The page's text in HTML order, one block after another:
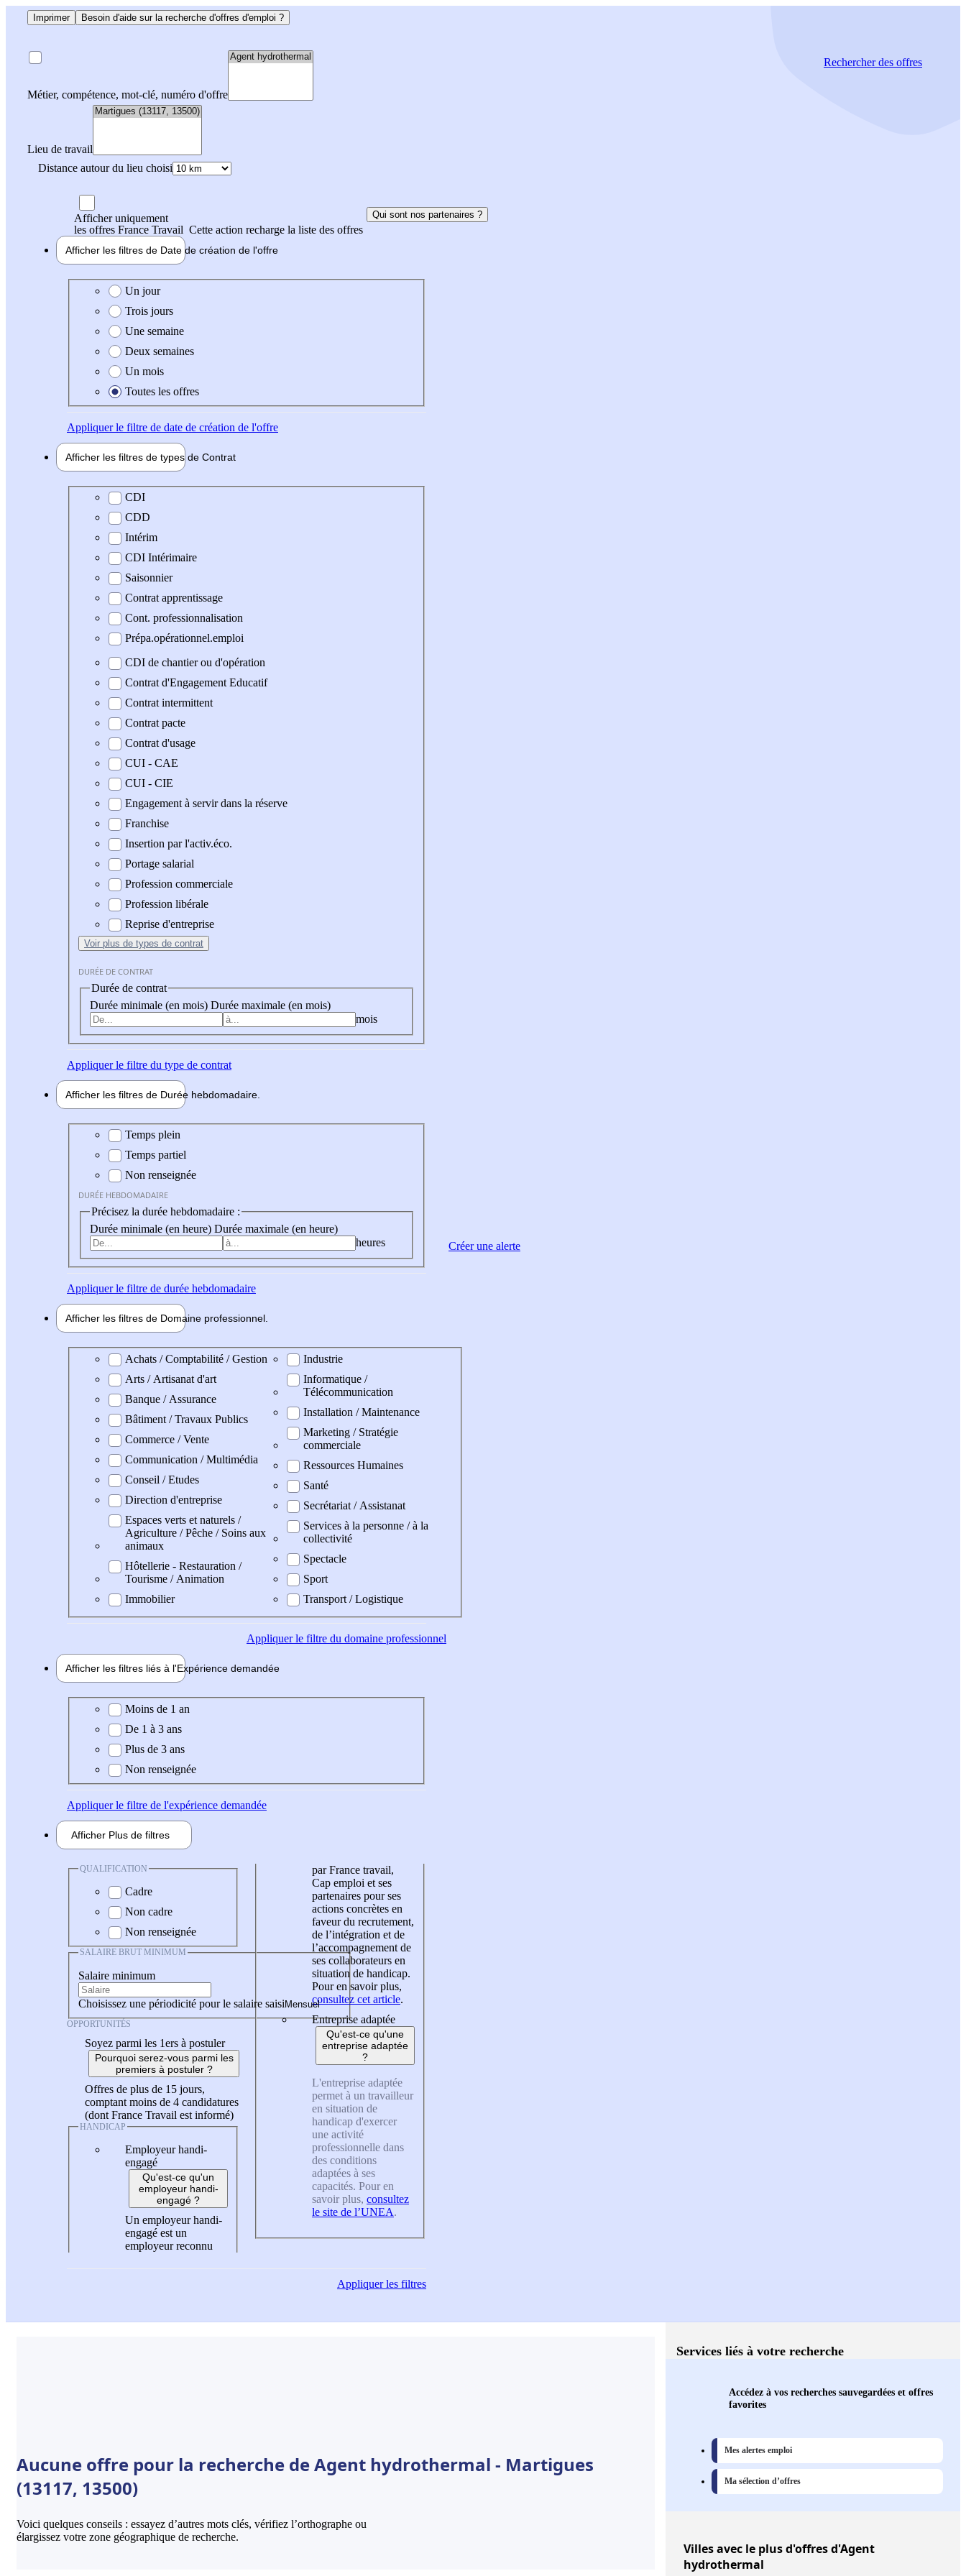
Imprimer Besoin d'aide sur la recherche d'offres d'emploi ?
Métier, compétence, mot-clé, numéro d'offre
Lieu de travail
Distance autour du lieu choisi
Rechercherdes offres
Afficher uniquement
les offres France Travail Cette action recharge la liste des offres
Qui sont nos partenaires ?
Afficher les filtres de Date de création de l'offre
Date de création de l'offre
Un jour
Trois jours
Une semaine
Deux semaines
Un mois
Toutes les offres
Appliquerle filtre de date de création de l'offre
Afficher les filtres de types de Contrat
Type de contrat
CDI
CDD
Intérim
CDI Intérimaire
Saisonnier
Contrat apprentissage
Cont. professionnalisation
Prépa.opérationnel.emploi
CDI de chantier ou d'opération
Contrat d'Engagement Educatif
Contrat intermittent
Contrat pacte
Contrat d'usage
CUI - CAE
CUI - CIE
Engagement à servir dans la réserve
Franchise
Insertion par l'activ.éco.
Portage salarial
Profession commerciale
Profession libérale
Reprise d'entreprise
Voir plus de types de contrat
DURÉE DE CONTRAT
Durée de contrat
Durée minimale (en mois) Durée maximale (en mois)
mois
Appliquerle filtre du type de contrat
Afficher les filtres de Durée hebdomadaire
Durée hebdomadaire
Temps plein
Temps partiel
Non renseignée
DURÉE HEBDOMADAIRE
Précisez la durée hebdomadaire :
Durée minimale (en heure) Durée maximale (en heure)
heures
Appliquerle filtre de durée hebdomadaire
Afficher les filtres de Domaine professionnel
Domaine professionel
Achats / Comptabilité / Gestion
Arts / Artisanat d'art
Banque / Assurance
Bâtiment / Travaux Publics
Commerce / Vente
Communication / Multimédia
Conseil / Etudes
Direction d'entreprise
Espaces verts et naturels /
Agriculture / Pêche / Soins aux
animaux
Hôtellerie - Restauration /
Tourisme / Animation
Immobilier
Industrie
Informatique /
Télécommunication
Installation / Maintenance
Marketing / Stratégie
commerciale
Ressources Humaines
Santé
Secrétariat / Assistanat
Services à la personne / à la
collectivité
Spectacle
Sport
Transport / Logistique
Appliquerle filtre du domaine professionnel
Afficher les filtres liés à l'Expérience demandée
Expérience demandée
Moins de 1 an
De 1 à 3 ans
Plus de 3 ans
Non renseignée
Appliquerle filtre de l'expérience demandée
Afficher Plus de filtres
QUALIFICATION
Cadre
Non cadre
Non renseignée
SALAIRE BRUT MINIMUM
Salaire minimum
Choisissez une périodicité pour le salaire saisi
OPPORTUNITÉS
Soyez parmi les 1ers à postuler
Pourquoi serez-vous parmi les
premiers à postuler ?
Offres de plus de 15 jours,
comptant moins de 4 candidatures
(dont France Travail est informé)
HANDICAP
Employeur handi-
engagé
Qu'est-ce qu'un
employeur handi-
engagé ?
Un employeur handi-
engagé est un
employeur reconnu
par France travail,
Cap emploi et ses
partenaires pour ses
actions concrètes en
faveur du recrutement,
de l’intégration et de
l’accompagnement de
ses collaborateurs en
situation de handicap.
Pour en savoir plus,
consultez cet article.
Entreprise adaptée
Qu'est-ce qu'une
entreprise adaptée
?
L'entreprise adaptée
permet à un travailleur
en situation de
handicap d'exercer
une activité
professionnelle dans
des conditions
adaptées à ses
capacités. Pour en
savoir plus, consultez
le site de l’UNEA.
Appliquerles filtres
Créer une alerte
Aucune offre pour la recherche de Agent hydrothermal - Martigues
(13117, 13500)
Voici quelques conseils : essayez d’autres mots clés, vérifiez l’orthographe ou
élargissez votre zone géographique de recherche.
Services liés à votre recherche
Accédez à vos recherches sauvegardées et offres
favorites
Mes alertes emploi
Ma sélection d’offres
Villesavec le plus d'offres d'Agent
hydrothermal